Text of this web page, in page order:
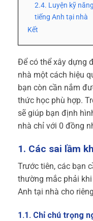
2.4. Luyện kỹ
tiếng Anh tại nhà
Kết
Để có thể xây dựng
nhà một cách hiệu
bạn còn cần nắm
thức học phù hợp.
sẽ giúp bạn định
nhà chỉ với 0 đồng
1. Các sai lầm
Trước tiên, các bạn
thường mắc phải
Anh tại nhà cho
1.1. Chỉ chú trọng